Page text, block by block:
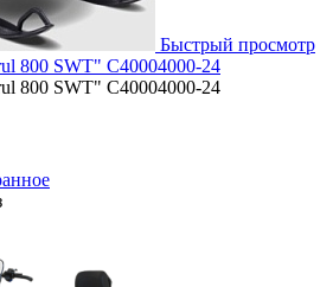
Быстрый просмотр
800 SWT" C40004000-24
800 SWT" C40004000-24